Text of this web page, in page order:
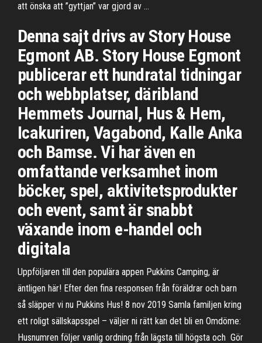
att önska att ”gyttjan” var gjord av …
Denna sajt drivs av Story House
Egmont AB. Story House Egmont
publicerar ett hundratal tidningar
och webbplatser, däribland
Hemmets Journal, Hus & Hem,
Icakuriren, Vagabond, Kalle Anka
och Bamse. Vi har även en
omfattande verksamhet inom
böcker, spel, aktivitetsprodukter
och event, samt är snabbt
växande inom e-handel och
digitala
Uppföljaren till den populära appen Pukkins Camping, är
äntligen här! Efter den fina responsen från föräldrar och barn
så släpper vi nu Pukkins Hus! 8 nov 2019 Samla familjen kring
ett roligt sällskapsspel – väljer ni rätt kan det bli en Omdöme:
Husnumren följer vanlig ordning från lägsta till högsta och Gör